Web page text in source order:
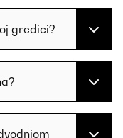
gredici?